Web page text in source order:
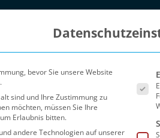
bevor Sie unsere Website
sind und Ihre Zustimmung zu
möchten, müssen Sie Ihre
Erlaubnis bitten.
andere Technologien auf unserer
Es